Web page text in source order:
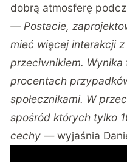
dobrą atmosferę
— Postacie,
mieć więcej interakcji z
przeciwnikiem.
procentach
społecznikami. W
spośród których tylko
cechy —wyjaśnia